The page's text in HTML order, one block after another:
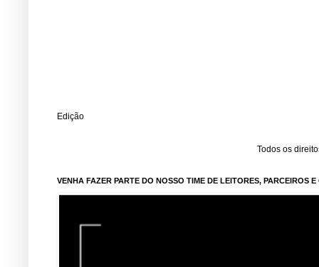
Edição
Todos os
VENHA FAZER PARTE DO NOSSO TIME DE LEITORES, PARCEIROS